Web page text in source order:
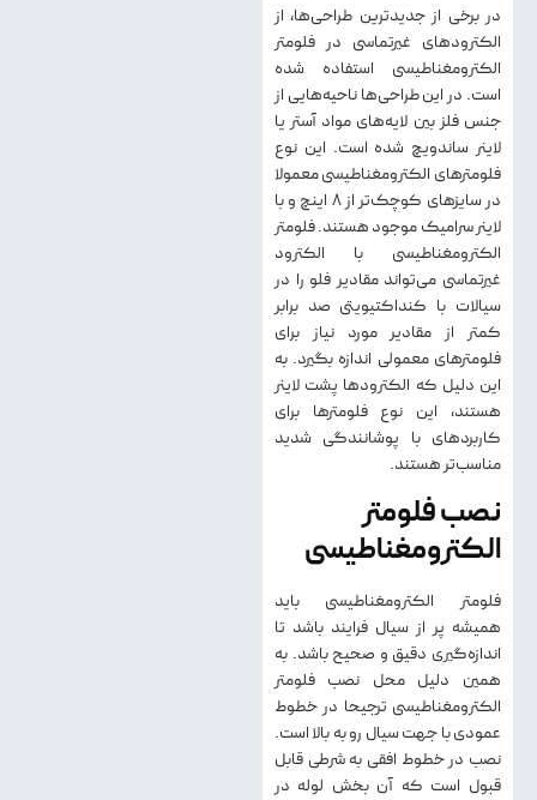
در برخی از جدیدترین طراحی‌ها، از
الکترودهای غیرتماسی در فلومتر
الکترومغناطیسی استفاده شده
است. در این طراحی‌ها ناحیه‌هایی از
جنس فلز بین لایه‌های مواد آستر یا
لاینر ساندویچ‌ شده است. این نوع
فلومترهای الکترومغناطیسی معمولا
در سایزهای کوچک‌تر از ۸ اینچ و با
لاینر سرامیک موجود هستند. فلومتر
الکترومغناطیسی با الکترود
غیرتماسی می‌تواند مقادیر فلو را در
سیالات با کنداکتیویتی صد برابر
کمتر از مقادیر مورد نیاز برای
فلومترهای معمولی اندازه بگیرد. به
این دلیل که الکترودها پشت لاینر
هستند، این نوع فلومترها برای
کاربردهای با پوشانندگی شدید
مناسب‌تر هستند.
نصب فلومتر
الکترومغناطیسی
فلومتر الکترومغناطیسی باید
همیشه پر از سیال فرایند باشد تا
اندازه‌گیری دقیق و صحیح باشد. به
همین دلیل محل نصب فلومتر
الکترومغناطیسی ترجیحا در خطوط
عمودی با جهت سیال رو به بالا است.
نصب در خطوط افقی به شرطی قابل
قبول است که آن بخش لوله در